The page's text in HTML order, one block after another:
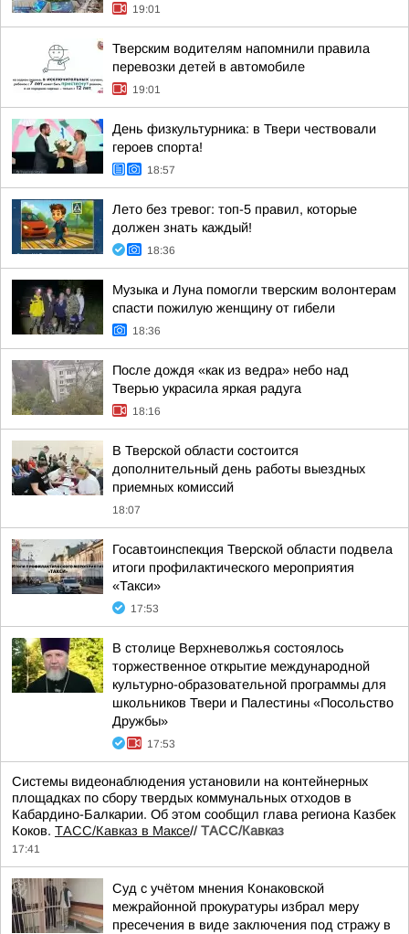
19:01
Тверским водителям напомнили правила
перевозки детей в автомобиле
19:01
День физкультурника: в Твери чествовали
героев спорта!
18:57
Лето без тревог: топ-5 правил, которые
должен знать каждый!
18:36
Музыка и Луна помогли тверским волонтерам
спасти пожилую женщину от гибели
18:36
После дождя «как из ведра» небо над
Тверью украсила яркая радуга
18:16
В Тверской области состоится
дополнительный день работы выездных
приемных комиссий
18:07
Госавтоинспекция Тверской области подвела
итоги профилактического мероприятия
«Такси»
17:53
В столице Верхневолжья состоялось
торжественное открытие международной
культурно-образовательной программы для
школьников Твери и Палестины «Посольство
Дружбы»
17:53
Системы видеонаблюдения установили на контейнерных
площадках по сбору твердых коммунальных отходов в
Кабардино-Балкарии. Об этом сообщил глава региона Казбек
Коков. ТАСС/Кавказ в Максе// ТАСС/Кавказ
17:41
Суд с учётом мнения Конаковской
межрайонной прокуратуры избрал меру
пресечения в виде заключения под стражу в